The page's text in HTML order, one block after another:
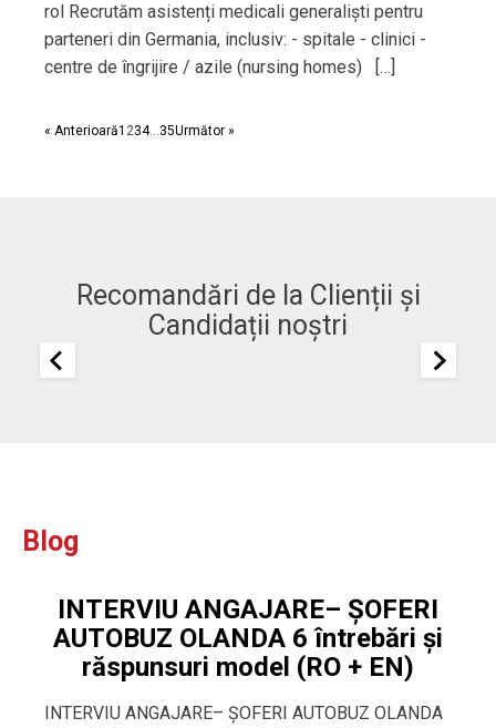
rol Recrutăm asistenți medicali generaliști pentru
parteneri din Germania, inclusiv: - spitale - clinici -
centre de îngrijire / azile (nursing homes) […]
« Anterioară1 234…35Următor »
Recomandări de la Clienții și
Candidații noștri
Blog
INTERVIU ANGAJARE– ȘOFERI
AUTOBUZ OLANDA 6 întrebări și
răspunsuri model (RO + EN)
INTERVIU ANGAJARE– ȘOFERI AUTOBUZ OLANDA